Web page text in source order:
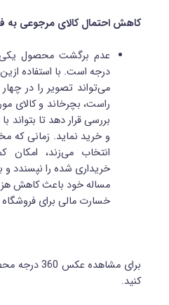
کاهش احتمال کالای مرجوعی به
درجه است. با استفاده
می‌تواند تصویر را در
راست، بچرخاند و کالای
بررسی قرار دهد تا بتواند
و خرید نماید. زمانی که
انتخاب می‌زند، امکان
خریداری شده را نپسندد و
مساله خود باعث کاهش
خسارت مالی برای
برای
کنید.